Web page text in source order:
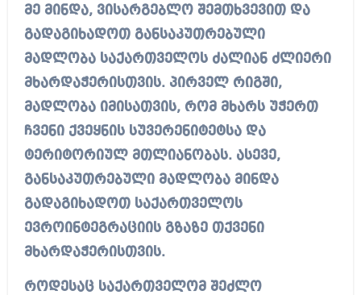
მე მინდა, ვისარგებლო შემთხვევით და
გადაგიხადოთ განსაკუთრებული
მადლობა საქართველოს ძალიან ძლიერი
მხარდაჭერისთვის. პირველ რიგში,
მადლობა იმისათვის, რომ მხარს უჭერთ
ჩვენი ქვეყნის სუვერენიტეტსა და
ტერიტორიულ მთლიანობას. ასევე,
განსაკუთრებული მადლობა მინდა
გადაგიხადოთ საქართველოს
ევროინტეგრაციის გზაზე თქვენი
მხარდაჭერისთვის.
როდესაც საქართველომ შეძლო